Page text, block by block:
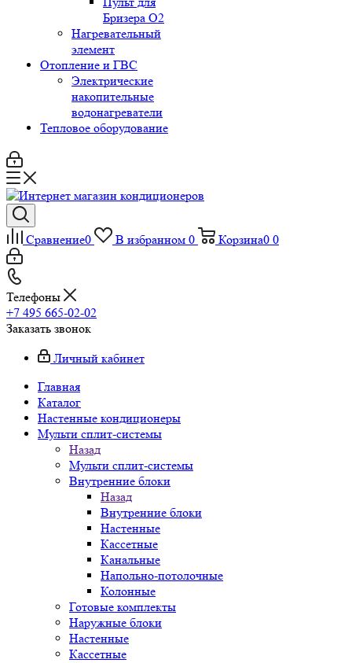
Бризера O2
Нагревательный
элемент
Отопление и ГВС
Электрические
накопительные
водонагреватели
Тепловое оборудование
Сравнение0 В избранном 0 Корзина0 0
Телефоны
+7 495 665-02-02
Заказать звонок
Личный кабинет
Главная
Каталог
Настенные кондиционеры
Мульти сплит-системы
Назад
Мульти сплит-системы
Внутренние блоки
Назад
Внутренние блоки
Настенные
Кассетные
Канальные
Напольно-потолочные
Колонные
Готовые комплекты
Наружные блоки
Настенные
Кассетные